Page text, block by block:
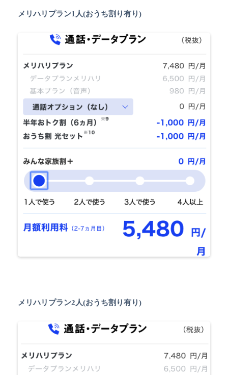
メリハリプラン1人(おうち割り有り)
メリハリプラン2人(おうち割り有り)